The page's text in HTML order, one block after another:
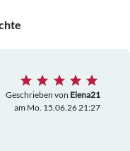
Geschrieben von Elena21
am Mo. 15.06.26 21:27